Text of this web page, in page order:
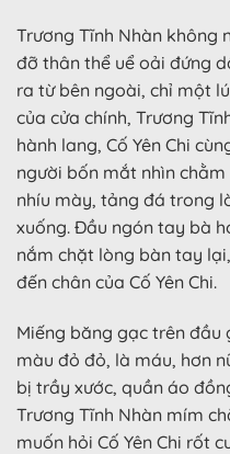
Trương Tĩnh Nhàn không
đỡ thân thể uể oải đứng
ra từ bên ngoài, chỉ một
của cửa chính, Trương
hành lang, Cố Yên Chi
người bốn mắt nhìn chằm
nhíu mày, tảng đá trong
xuống. Đầu ngón tay bà
nắm chặt lòng bàn tay
đến chân của Cố Yên Chi.
Miếng băng gạc trên
màu đỏ đỏ, là máu, hơn
bị trầy xước, quần áo
Trương Tĩnh Nhàn mím
muốn hỏi Cố Yên Chi rốt